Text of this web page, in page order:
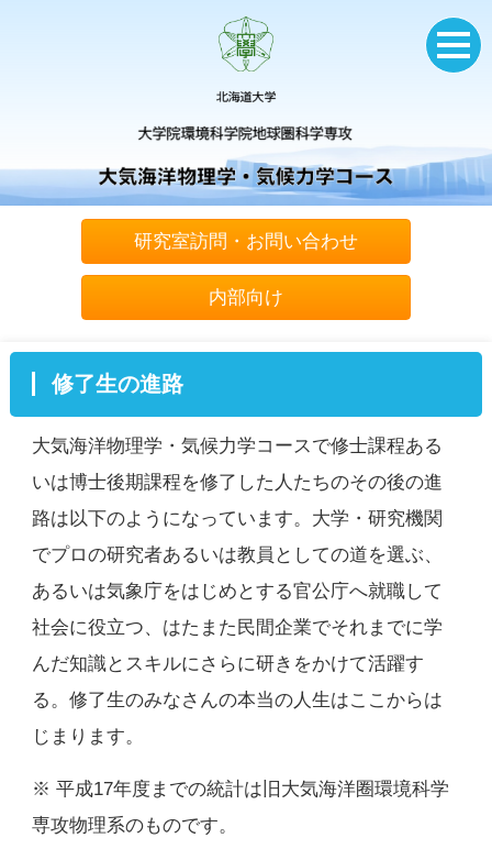
研究室訪問・お問い合わせ
内部向け
修了生の進路
大気海洋物理学・気候力学コースで修士課程ある
いは博士後期課程を修了した人たちのその後の進
路は以下のようになっています。大学・研究機関
でプロの研究者あるいは教員としての道を選ぶ、
あるいは気象庁をはじめとする官公庁へ就職して
社会に役立つ、はたまた民間企業でそれまでに学
んだ知識とスキルにさらに研きをかけて活躍す
る。修了生のみなさんの本当の人生はここからは
じまります。
※ 平成17年度までの統計は旧大気海洋圈環境科学
専攻物理系のものです。